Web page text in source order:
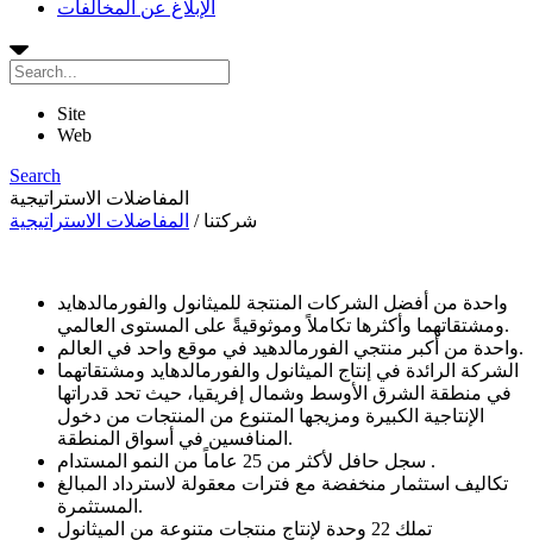
الإبلاغ عن المخالفات
Site
Web
Search
المفاضلات الاستراتيجية
شركتنا / المفاضلات الاستراتيجية
واحدة من أفضل الشركات المنتجة للميثانول والفورمالدهايد
ومشتقاتهما وأكثرها تكاملاً وموثوقيةً على المستوى العالمي.
واحدة من أكبر منتجي الفورمالدهيد في موقع واحد في العالم.
الشركة الرائدة في إنتاج الميثانول والفورمالدهايد ومشتقاتهما
في منطقة الشرق الأوسط وشمال إفريقيا، حيث تحد قدراتها
الإنتاجية الكبيرة ومزيجها المتنوع من المنتجات من دخول
المنافسين في أسواق المنطقة.
سجل حافل لأكثر من 25 عاماً من النمو المستدام .
تكاليف استثمار منخفضة مع فترات معقولة لاسترداد المبالغ
المستثمرة.
تملك 22 وحدة لإنتاج منتجات متنوعة من الميثانول